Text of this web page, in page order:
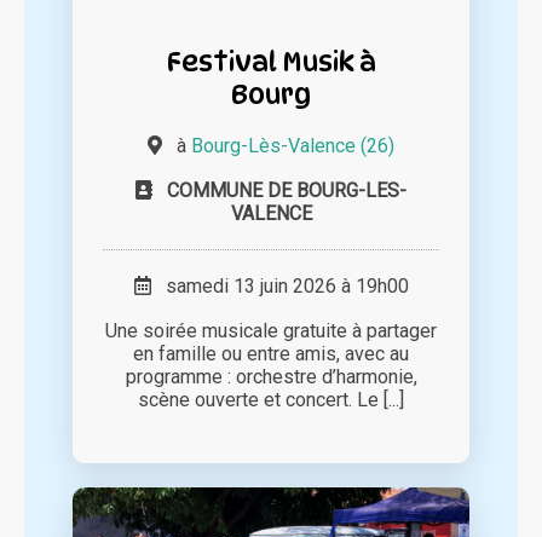
Festival Musik à
Bourg
à Bourg-Lès-Valence (26)
COMMUNE DE BOURG-LES-
VALENCE
samedi 13 juin 2026 à 19h00
Une soirée musicale gratuite à partager
en famille ou entre amis, avec au
programme : orchestre d’harmonie,
scène ouverte et concert. Le [...]